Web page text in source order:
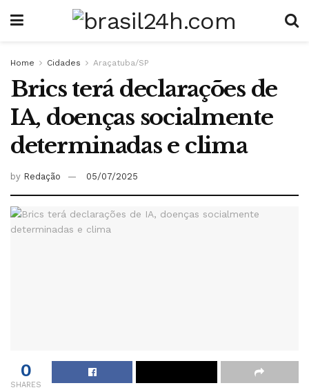
Home Cidades Araçatuba/SP
Brics terá declarações de
IA, doenças socialmente
determinadas e clima
by Redação 05/07/2025
0
SHARES